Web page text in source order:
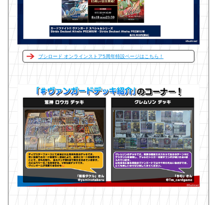
ブシロード オンラインストア5周年特設ページはこちら！